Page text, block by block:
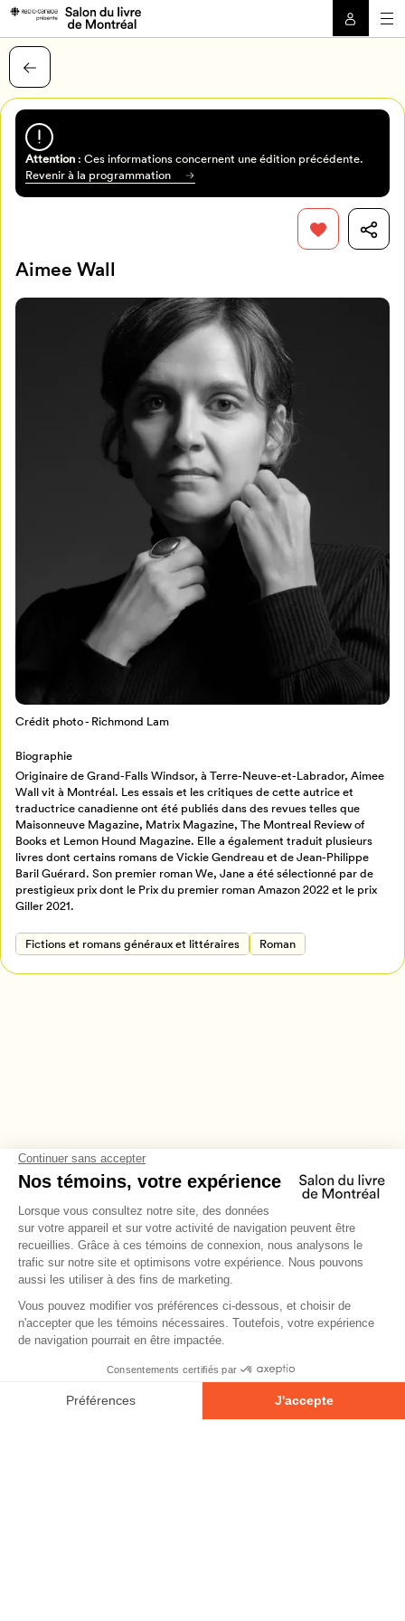
Mon Salon
Retour à l’accueil
Attention: Ces informations concernent une édition précédente.
Revenir à la programmation
Aimee Wall
Crédit photo - Richmond Lam
Biographie
Originaire de Grand-Falls Windsor, à Terre-Neuve-et-Labrador, Aimee
Wall vit à Montréal. Les essais et les critiques de cette autrice et
traductrice canadienne ont été publiés dans des revues telles que
Maisonneuve Magazine, Matrix Magazine, The Montreal Review of
Books et Lemon Hound Magazine. Elle a également traduit plusieurs
livres dont certains romans de Vickie Gendreau et de Jean-Philippe
Baril Guérard. Son premier roman We, Jane a été sélectionné par de
prestigieux prix dont le Prix du premier roman Amazon 2022 et le prix
Giller 2021.
Fictions et romans généraux et littéraires Roman
Pour enregistrer vos favoris,
connectez-vous ou créez votre profil
Créer un profil
Annuler